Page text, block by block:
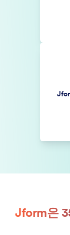
Jform은